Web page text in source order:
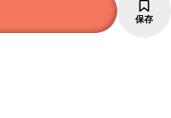
保存